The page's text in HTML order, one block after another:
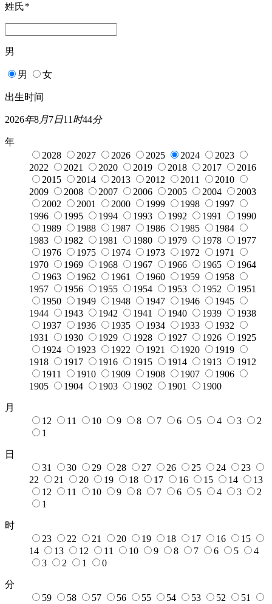
姓氏*
男
男 女
出生时间
2026年8月7日11 时44分
年
2028
2027 2026 2025 2024
2023
2022
2021 2020 2019 2018 2017
2016
2015
2014 2013 2012 2011
2010
2009
2008 2007 2006 2005 2004
2003
2002
2001 2000 1999 1998
1997
1996
1995 1994 1993 1992 1991
1990
1989
1988 1987 1986 1985
1984
1983
1982 1981 1980 1979 1978
1977
1976
1975 1974 1973 1972
1971
1970
1969 1968 1967 1966 1965
1964
1963
1962 1961 1960 1959
1958
1957
1956 1955 1954 1953 1952
1951
1950
1949 1948 1947 1946
1945
1944
1943 1942 1941 1940 1939
1938
1937
1936 1935 1934 1933
1932
1931
1930 1929 1928 1927 1926
1925
1924
1923 1922 1921 1920
1919
1918
1917 1916 1915 1914 1913
1912
1911
1910 1909 1908 1907
1906
1905
1904 1903 1902 1901 1900
月
12
11 10 9 8 7 6 5 4 3
2
1
日
31
30 29 28 27 26 25 24
23
22
21 20 19 18 17 16 15 14
13
12
11 10 9 8 7 6 5 4 3
2
1
时
23
22 21 20 19 18 17 16
15
14
13 12 11 10 9 8 7 6 5
4
3
2 1 0
分
59
58 57 56 55 54 53 52
51